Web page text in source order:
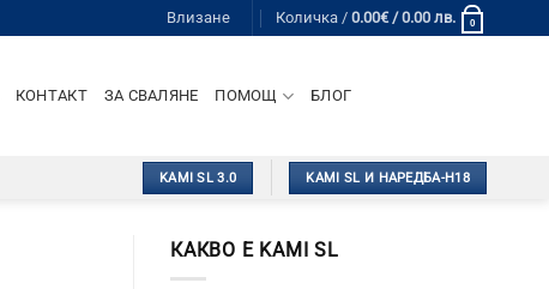
Влизане Количка / 0.00€/ 0.00 лв. 0
КОНТАКТ ЗА СВАЛЯНЕ ПОМОЩ БЛОГ
KAMI SL 3.0 KAMI SL И НАРЕДБА-Н18
КАКВО Е KAMI SL